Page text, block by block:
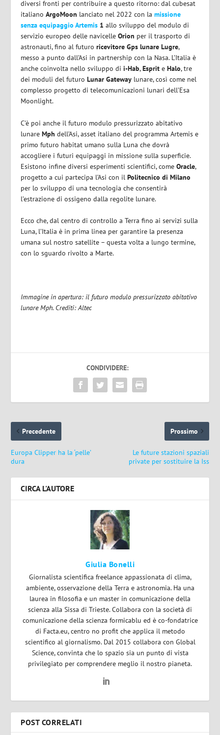
diversi fronti per contribuire a questo ritorno: dal cubesat
italianoArgoMoon lanciato nel 2022 con lamissione
senza equipaggio Artemis 1 allo sviluppo del modulo di
servizio europeo delle navicelleOrion per il trasporto di
astronauti, fino al futuroricevitore Gps lunare Lugre,
messo a punto dall’Asi in partnership con la Nasa. L’Italia è
anche coinvolta nello sviluppo dii-Hab,Esprit eHalo, tre
dei moduli del futuroLunar Gateway lunare, così come nel
complesso progetto di telecomunicazioni lunari dell’Esa
Moonlight.
C’è poi anche il futuro modulo pressurizzato abitativo
lunareMph dell’Asi, asset italiano del programma Artemis e
primo futuro habitat umano sulla Luna che dovrà
accogliere i futuri equipaggi in missione sulla superficie.
Esistono infine diversi esperimenti scientifici, comeOracle,
progetto a cui partecipa l’Asi con ilPolitecnico di Milano
per lo sviluppo di una tecnologia che consentirà
l’estrazione di ossigeno dalla regolite lunare.
Ecco che, dal centro di controllo a Terra fino ai servizi sulla
Luna, l’Italia è in prima linea per garantire la presenza
umana sul nostro satellite – questa volta a lungo termine,
con lo sguardo rivolto a Marte.
Immagine in apertura: il futuro modulo pressurizzato abitativo
lunare Mph. Crediti: Altec
CONDIVIDERE:
Precedente
Europa Clipper ha la ‘pelle’
dura
Prossimo
Le future stazioni spaziali
private per sostituire la Iss
CIRCA L'AUTORE
Giulia Bonelli
Giornalista scientifica freelance appassionata di clima,
ambiente, osservazione della Terra e astronomia. Ha una
laurea in filosofia e un master in comunicazione della
scienza alla Sissa di Trieste. Collabora con la società di
comunicazione della scienza formicablu ed è co-fondatrice
di Facta.eu, centro no profit che applica il metodo
scientifico al giornalismo. Dal 2015 collabora con Global
Science, convinta che lo spazio sia un punto di vista
privilegiato per comprendere meglio il nostro pianeta.
POST CORRELATI